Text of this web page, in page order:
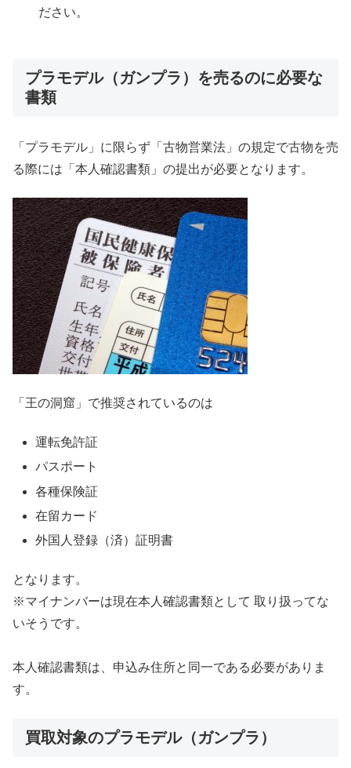
ださい。
プラモデル（ガンプラ）を売るのに必要な
書類
「プラモデル」に限らず「古物営業法」の規定で古物を売
る際には「本人確認書類」の提出が必要となります。
「王の洞窟」で推奨されているのは
運転免許証
パスポート
各種保険証
在留カード
外国人登録（済）証明書
となります。
※マイナンバーは現在本人確認書類として 取り扱ってな
いそうです。
本人確認書類は、申込み住所と同一である必要がありま
す。
買取対象のプラモデル（ガンプラ）